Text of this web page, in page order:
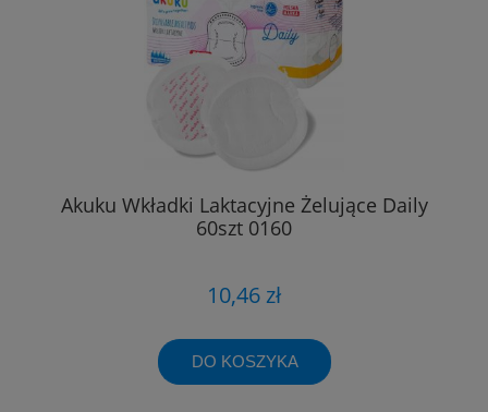
Akuku Wkładki Laktacyjne Żelujące Daily
60szt 0160
10,46 zł
DO KOSZYKA